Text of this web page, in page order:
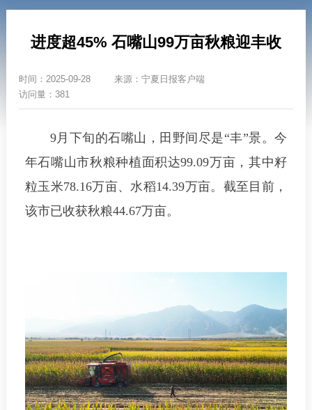
进度超45% 石嘴山99万亩秋粮迎丰收
时间： 2025-09-28 来源： 宁夏日报客户端
访问量：381
9月下旬的石嘴山，田野间尽是“丰”景。今
年石嘴山市秋粮种植面积达99.09万亩，其中籽
粒玉米78.16万亩、水稻14.39万亩。截至目前，
该市已收获秋粮44.67万亩。